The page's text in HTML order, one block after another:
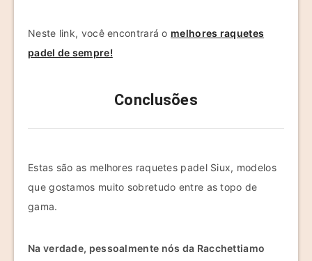
Neste link, você encontrará o melhores raquetes
padel de sempre!
Conclusões
Estas são as melhores raquetes padel Siux, modelos
que gostamos muito sobretudo entre as topo de
gama.
Na verdade, pessoalmente nós da Racchettiamo